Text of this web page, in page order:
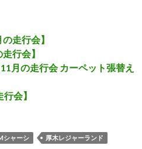
走行会】
行会】
月の走行会 カーペット張替え
会】
シャーシ 厚木レジャーランド